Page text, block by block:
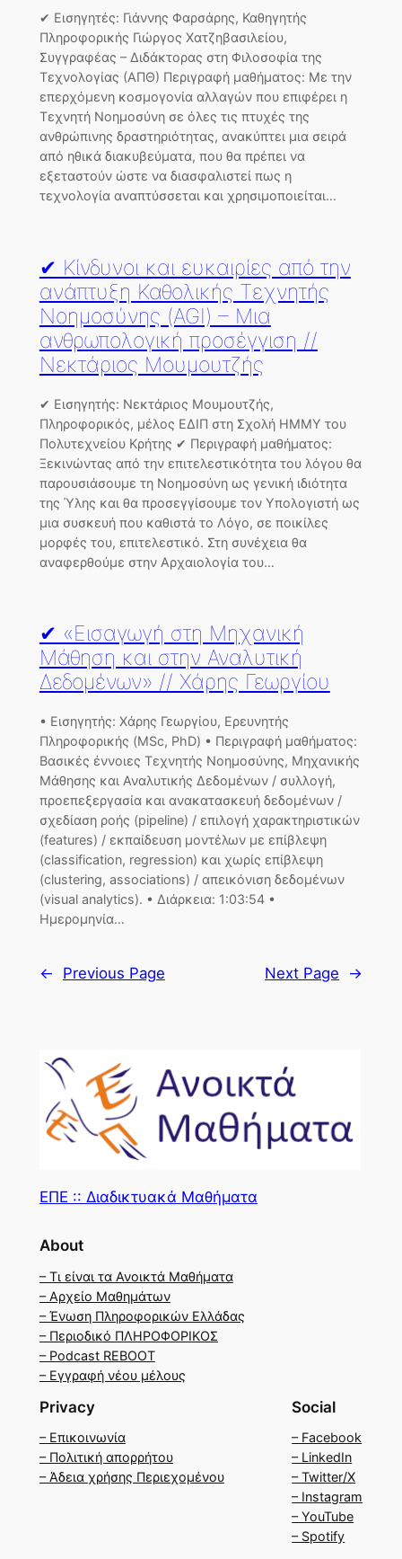
✔ Εισηγητές: Γιάννης Φαρσάρης, Καθηγητής
Πληροφορικής Γιώργος Χατζηβασιλείου,
Συγγραφέας – Διδάκτορας στη Φιλοσοφία της
Τεχνολογίας (ΑΠΘ) Περιγραφή μαθήματος: Με την
επερχόμενη κοσμογονία αλλαγών που επιφέρει η
Τεχνητή Νοημοσύνη σε όλες τις πτυχές της
ανθρώπινης δραστηριότητας, ανακύπτει μια σειρά
από ηθικά διακυβεύματα, που θα πρέπει να
εξεταστούν ώστε να διασφαλιστεί πως η
τεχνολογία αναπτύσσεται και χρησιμοποιείται…
✔ Κίνδυνοι και ευκαιρίες από την
ανάπτυξη Καθολικής Τεχνητής
Νοημοσύνης (AGI) – Μια
ανθρωπολογική προσέγγιση //
Νεκτάριος Μουμουτζής
✔ Εισηγητής: Νεκτάριος Μουμουτζής,
Πληροφορικός, μέλος ΕΔΙΠ στη Σχολή ΗΜΜΥ του
Πολυτεχνείου Κρήτης ✔ Περιγραφή μαθήματος:
Ξεκινώντας από την επιτελεστικότητα του λόγου θα
παρουσιάσουμε τη Νοημοσύνη ως γενική ιδιότητα
της Ύλης και θα προσεγγίσουμε τον Υπολογιστή ως
μια συσκευή που καθιστά το Λόγο, σε ποικίλες
μορφές του, επιτελεστικό. Στη συνέχεια θα
αναφερθούμε στην Αρχαιολογία του…
✔ «Εισαγωγή στη Μηχανική
Μάθηση και στην Αναλυτική
Δεδομένων» // Χάρης Γεωργίου
• Εισηγητής: Χάρης Γεωργίου, Ερευνητής
Πληροφορικής (MSc, PhD) • Περιγραφή μαθήματος:
Βασικές έννοιες Τεχνητής Νοημοσύνης, Μηχανικής
Μάθησης και Αναλυτικής Δεδομένων / συλλογή,
προεπεξεργασία και ανακατασκευή δεδομένων /
σχεδίαση ροής (pipeline) / επιλογή χαρακτηριστικών
(features) / εκπαίδευση μοντέλων με επίβλεψη
(classification, regression) και χωρίς επίβλεψη
(clustering, associations) / απεικόνιση δεδομένων
(visual analytics). • Διάρκεια: 1:03:54 •
Ημερομηνία…
← Previous Page Next Page →
ΕΠΕ :: Διαδικτυακά Μαθήματα
About
– Τι είναι τα Ανοικτά Μαθήματα
– Αρχείο Μαθημάτων
– Ένωση Πληροφορικών Ελλάδας
– Περιοδικό ΠΛΗΡΟΦΟΡΙΚΟΣ
– Podcast REBOOT
– Εγγραφή νέου μέλους
Privacy
– Επικοινωνία
– Πολιτική απορρήτου
– Άδεια χρήσης Περιεχομένου
Social
– Facebook
– LinkedIn
– Twitter/X
– Instagram
– YouTube
– Spotify